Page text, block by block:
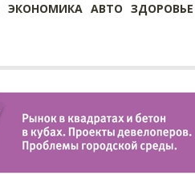
ЭКОНОМИКА АВТО ЗДОРОВЬЕ